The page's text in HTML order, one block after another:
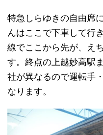
特急しらゆきの自由席
んはここで下車して行
線でここから先が、え
す。終点の上越妙高駅
社が異なるので運転手
なります。